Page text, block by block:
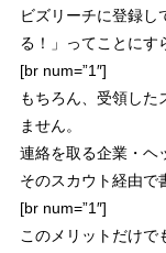
ビズリーチに登録し
る！」ってことにす
[br num=”1″]
もちろん、受領した
ません。
連絡を取る企業・ヘ
そのスカウト経由で
[br num=”1″]
このメリットだけで